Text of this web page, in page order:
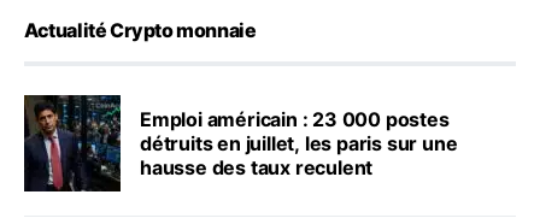
Actualité Crypto monnaie
Emploi américain : 23 000 postes
détruits en juillet, les paris sur une
hausse des taux reculent